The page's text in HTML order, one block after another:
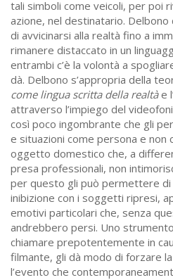
tali simboli come veicoli, per poi
azione, nel destinatario. Delbono
di avvicinarsi alla realtà fino a
rimanere distaccato in un
entrambi c’è la volontà a
dà. Delbono s’appropria della
come lingua scritta della realtàe
attraverso l’impiego del
così poco ingombrante che gli
e situazioni come persona e non
oggetto domestico che, a
presa professionali, non
per questo gli può permettere
inibizione con i soggetti ripresi,
emotivi particolari che, senza
andrebbero persi. Uno
chiamare prepotentemente in
filmante, gli dà modo di forzare
l’evento che